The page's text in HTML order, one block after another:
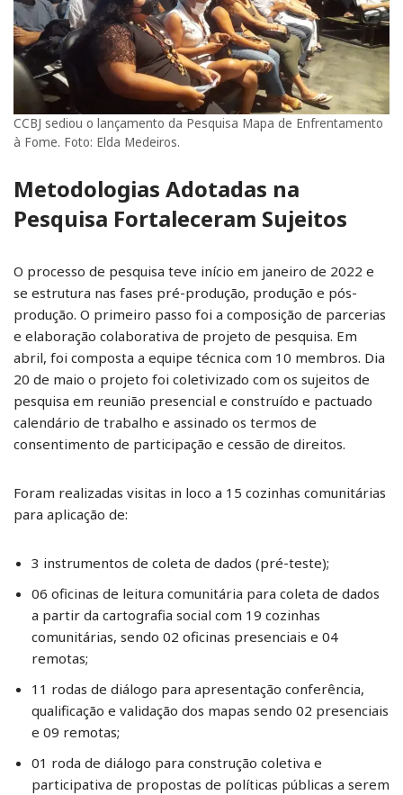
CCBJ sediou o lançamento da Pesquisa Mapa de Enfrentamento
à Fome. Foto: Elda Medeiros.
Metodologias Adotadas na
Pesquisa Fortaleceram Sujeitos
O processo de pesquisa teve início em janeiro de 2022 e
se estrutura nas fases pré-produção, produção e pós-
produção. O primeiro passo foi a composição de parcerias
e elaboração colaborativa de projeto de pesquisa. Em
abril, foi composta a equipe técnica com 10 membros. Dia
20 de maio o projeto foi coletivizado com os sujeitos de
pesquisa em reunião presencial e construído e pactuado
calendário de trabalho e assinado os termos de
consentimento de participação e cessão de direitos.
Foram realizadas visitas in loco a 15 cozinhas comunitárias
para aplicação de:
3 instrumentos de coleta de dados (pré-teste);
06 oficinas de leitura comunitária para coleta de dados
a partir da cartografia social com 19 cozinhas
comunitárias, sendo 02 oficinas presenciais e 04
remotas;
11 rodas de diálogo para apresentação conferência,
qualificação e validação dos mapas sendo 02 presenciais
e 09 remotas;
01 roda de diálogo para construção coletiva e
participativa de propostas de políticas públicas a serem